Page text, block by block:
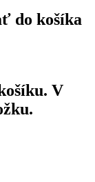
do košíka
V